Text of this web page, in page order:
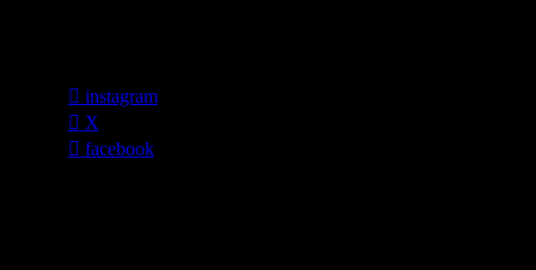
instagram
X
facebook